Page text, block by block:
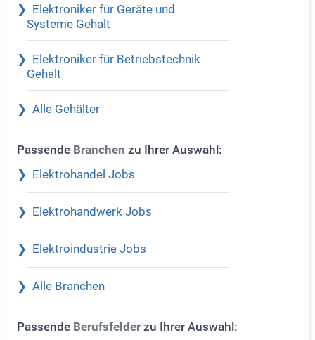
Elektroniker für Geräte und
Systeme Gehalt
Elektroniker für Betriebstechnik
Gehalt
Alle Gehälter
Passende Branchen zu Ihrer Auswahl:
Elektrohandel Jobs
Elektrohandwerk Jobs
Elektroindustrie Jobs
Alle Branchen
Passende Berufsfelder zu Ihrer Auswahl: